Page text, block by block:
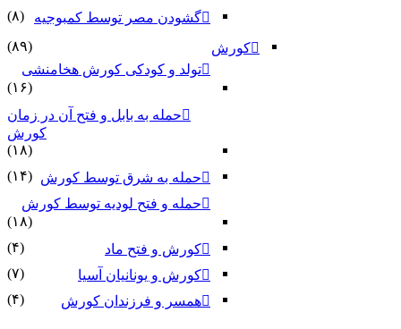
گشودن مصر توسط کمبوجیه
(۸)
کورش
(۸۹)
تولد و کودکی کورش هخامنشی
(۱۶)
حمله به بابل و فتح آن در زمان
کورش
(۱۸)
حمله به شرق توسط کورش (۱۴)
حمله و فتح لودیه توسط کورش
(۱۸)
کورش و فتح ماد
(۴)
کورش و یونانیان آسیا
(۷)
همسر و فرزندان کورش
(۴)